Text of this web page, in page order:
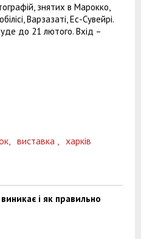
знятих в Марокко,
Варзазаті, Ес-Сувейрі.
до 21 лютого. Вхід –
виставка , харків
і як правильно